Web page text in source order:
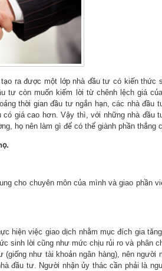
ra được một lớp nhà đầu tư có kiến thức
tư còn muốn kiếm lời từ chênh lệch giá
thời gian đầu tư ngắn hạn, các nhà đầu
giá cao hơn. Vậy thì, với những nhà đầu
họ nên làm gì để có thể giành phần thắng
cho chuyên môn của mình và giao phần
hiện việc giao dịch nhằm mục đích gia
sinh lời cũng như mức chịu rủi ro và phân
như tài khoản ngân hàng), nên người
đầu tư. Người nhận ủy thác cần phải là